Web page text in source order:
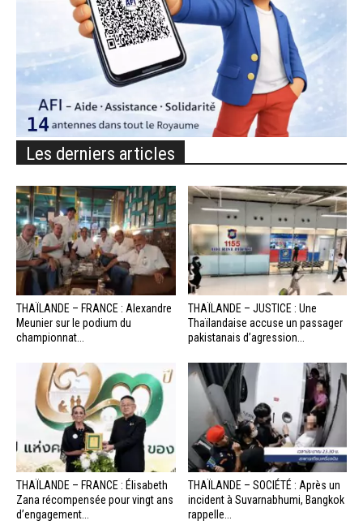
Les derniers articles
THAÏLANDE – FRANCE : Alexandre
Meunier sur le podium du
championnat...
THAÏLANDE – JUSTICE : Une
Thaïlandaise accuse un passager
pakistanais d’agression...
THAÏLANDE – FRANCE : Élisabeth
Zana récompensée pour vingt ans
d’engagement...
THAÏLANDE – SOCIÉTÉ : Après un
incident à Suvarnabhumi, Bangkok
rappelle...